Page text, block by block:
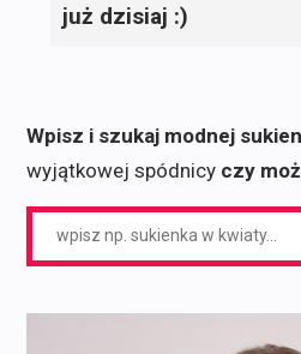
już dzisiaj :)
Wpisz i szukaj modnej
wyjątkowej spódnicy czy